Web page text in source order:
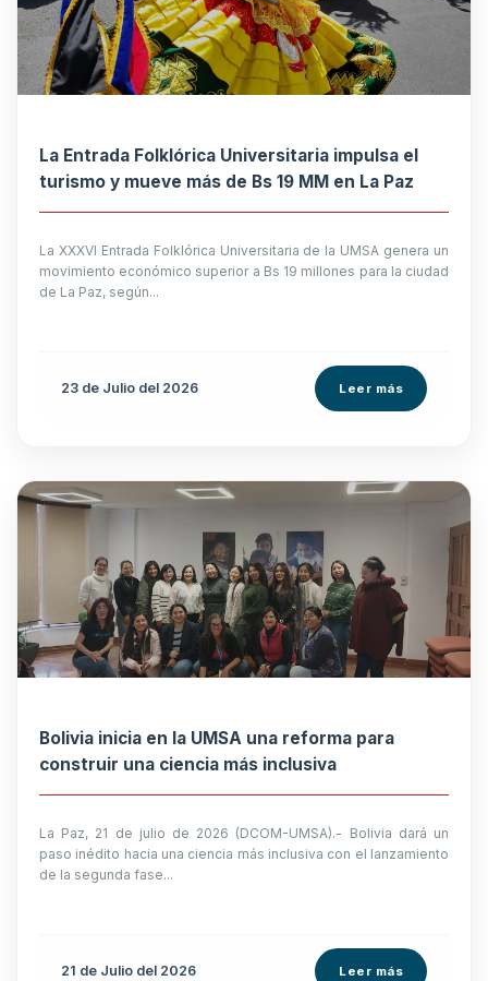
La Entrada Folklórica Universitaria impulsa el
turismo y mueve más de Bs 19 MM en La Paz
La XXXVI Entrada Folklórica Universitaria de la UMSA genera un
movimiento económico superior a Bs 19 millones para la ciudad
de La Paz, según...
23 de Julio del 2026 Leer más
Bolivia inicia en la UMSA una reforma para
construir una ciencia más inclusiva
La Paz, 21 de julio de 2026 (DCOM-UMSA).- Bolivia dará un
paso inédito hacia una ciencia más inclusiva con el lanzamiento
de la segunda fase...
21 de Julio del 2026 Leer más